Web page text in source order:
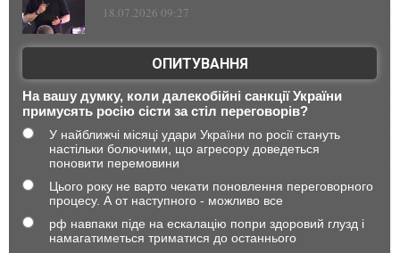
18.07.2026 09:27
ОПИТУВАННЯ
На вашу думку, коли далекобійні санкції України
примусять росію сісти за стіл переговорів?
У найближчі місяці удари України по росії стануть
настільки болючими, що агресору доведеться
поновити перемовини
Цього року не варто чекати поновлення переговорного
процесу. А от наступного - можливо все
рф навпаки піде на ескалацію попри здоровий глузд і
намагатиметься триматися до останнього